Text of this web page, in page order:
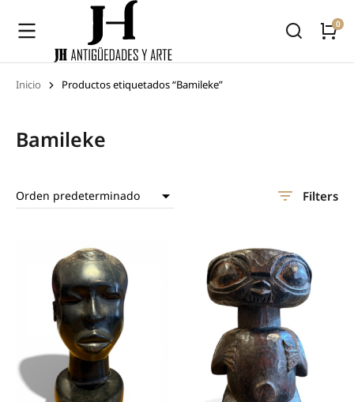
Estás aquí:
Inicio Productos etiquetados “Bamileke”
Bamileke
Filters